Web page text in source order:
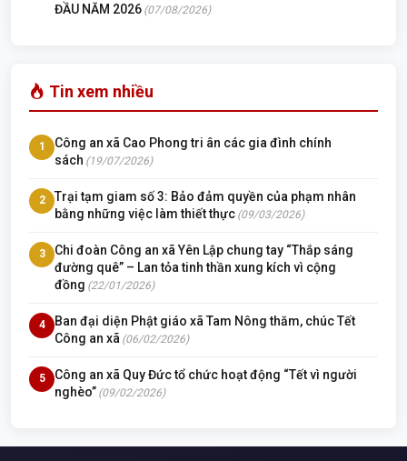
ĐẦU NĂM 2026 (07/08/2026)
Tin xem nhiều
1
Công an xã Cao Phong tri ân các gia đình chính
sách (19/07/2026)
2
Trại tạm giam số 3: Bảo đảm quyền của phạm nhân
bằng những việc làm thiết thực (09/03/2026)
3
Chi đoàn Công an xã Yên Lập chung tay “Thắp sáng
đường quê” – Lan tỏa tinh thần xung kích vì cộng
đồng (22/01/2026)
4
Ban đại diện Phật giáo xã Tam Nông thăm, chúc Tết
Công an xã (06/02/2026)
5
Công an xã Quy Đức tổ chức hoạt động “Tết vì người
nghèo” (09/02/2026)